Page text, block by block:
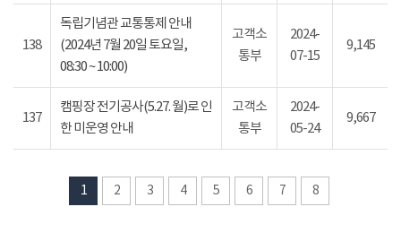
138
독립기념관 교통통제 안내
(2024년 7월 20일 토요일,
08:30 ~ 10:00)
고객소
통부
2024-
07-15
9,145
137
캠핑장 전기공사(5.27. 월)로 인
한 미운영 안내
고객소
통부
2024-
05-24
9,667
1 2 3 4 5 6 7 8